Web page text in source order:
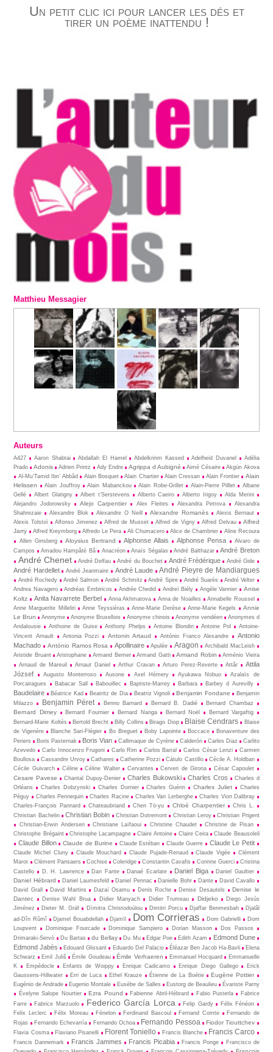
Un petit clic ici pour lancer les dés et
tirer un poème inattendu !
Matthieu Messagier
Auteurs
A427 Aaron Shabtai Abdallah El Hamel Abdelkrinm Kassed Adelheid Duvanel
Adélia
Prado
Adonis Adrien Printz Ady Endre Agrippa d Aubigné Aimé Césaire
Akgün Akova
Al-Mu’Tamid Ibn’ Abbâd
Alain Bosquet Alain Chartier Alain Cressan Alain Frontier
Alain
Helissen
Alain Jouffroy Alain Mabanckou Alain Robe-Grillet Alain-Pierre Pilllet
Albane
Gellé
Albert Glatigny Albert t’Serstevens Alberto Caeiro Alberto Irigoy
Alda Merini
Alejandro Jodorowsky
Alejo Carpentier Alex Fleites Alexandra Petrova
Alexandra
Shahrezaie
Alexandre Blok Alexandre O Neill Alexandre Romanès
Alexis Bernaut
Alexis Tolstoï
Alfonso Jimenez Alfred de Musset Alfred de Vigny Alfred Delvau
Alfred
Jarry
Alfred Kreymborg Alfredo Le Pera Ali Chumacero Alice de Chambrier
Aline Recoura
Allen Ginsberg
Aloysius Bertrand Alphonse Allais Alphonse Pensa
Alvaro de
Campos
Amadou Hampâté Bâ Anacréon Anaïs Ségalas André Balthazar André Breton
André Chenet André Delfau André du Bouchet André Frédérique André Gide
André Hardellet André Jeanmaire André Laude André Pieyre de Mandiargues
André Rochedy André Salmon André Schmitz André Spire André Suarès
André Velter
Andrea Navagero
Andréas Embiricos Andrée Chedid Andreï Biély Angèle Vannier
Anise
Koltz
Anita Navarrete Berbel Anna Akhmatova Anna de Noailles
Annabelle Roussel
Anne Marguerite Milleliri
Anne Teyssiéras Anne-Marie Derèse Anne-Marie Kegels
Annie
Le Brun
Anonyme Anonyme Bruxellois Anonyme chinois Anonyme vendéen
Anonymes d
Andalousie
Anthoine de Guise Anthony Phelps Antoine Blondin Antoine Pol
Antoine-
Vincent Arnault
Antonia Pozzi Antonin Artaud António Franco Alexandre
Antonio
Machado
António Ramos Rosa Apollinaire Apulée Aragon
Archibald MacLeish
Aristide Bruant
Aristophane Armand Bemer Armand Gatti Armand Robin
Arménio Vieira
Arnaud de Mareuil
Arnaut Daniel Arthur Cravan Arturo Perez-Reverte Attâr
Attila
József
Augusto Monterroso Ausone Axel Hémery Ayukawa Nobuo
Azalaïs de
Porcairagues
Babacar Sall Babouillec Baptiste-Marrey Barbara Barbey d Aurevilly
Baudelaire Béatrice Kad Beatritz de Dia Beatriz Vignoli Benjamin Fondane
Benjamin
Milazzo
Benjamin Péret Benno Barnard Bernard B. Dadié Bernard Chambaz
Bernard Dimey Bernard Fournier Bernard Nanga Bernard Noël
Bernard Vargaftig
Bernard-Marie Koltès
Bertold Brecht Billy Collins Birago Diop Blaise Cendrars
Blaise
de Vigenère
Blanche Sari-Flégier Bo Breguet Boby Lapointe Boccace
Bonaventure des
Periers
Boris Pasternak Boris Vian Callimaque de Cyrène Cal­derón Carles Diaz
Carlito
Azevedo
Carlo Innocenzo Frugoni Carlo Rim Carlos Barral Carlos César Lenzi
Carmen
Boullosa
Cassandre Urvoy Cathares Catherine Pozzi Cátulo Castillo
Cécile A. Holdban
Cécile Guivarch
Céline Céline Walter Cervantes Cerveri de Girona César Capoulet
Cesare Pavese Chantal Dupuy-Denier Charles Bukowski Charles Cros
Charles d
Orléans
Charles Dobzynski Charles Dornier Charles Guérin Charles Juliet
Charles
Péguy
Charles Pennequin Charles Racine Charles Van Lerberghe
Charles Vion Dalibray
Charles-François Pannard
Chateaubriand Chen Tö-yu Chloé Charpentier
Chris L.
Christian Bachelin
Christian Bobin Christian Dotremont Christian Leroy
Christian Prigent
Christian-Erwin Andersen
Christiane Laïfaoui Christine Chaudet
Christine de Pisan
Christophe Brégaint
Christophe Lacampagne Claire Antoine Claire Ceira Claude Beausoleil
Claude Billon Claude de Burine Claude Estéban Claude Guerre Claude Le Petit
Claude Michel Cluny Claude Mouchard Claude Pujade-Renaud Claude Vigée
Clément
Marot
Clément Pansaers Cochise Coleridge Constantin Cavafis Corinne Guerci
Cristina
Castello
D. H. Lawrence Dan Fante Danaé Ecarlate Daniel Biga Daniel Gaultier
Daniel Hébrard Daniel Laumesfeld Daniel Pennac Danielle Bohr Dante
David Cavallo
David Grall
David Martins Dazaï Osamu Denis Roche Denise Desautels
Denise le
Dantec
Denise Wahl Brua Didier Manyach Didier Trumeau Didjeko
Diego Jesús
Jiménez
Dieter M. Gräf Dìmitra Christodoùlou Dimitri Porcu Djaffar Benmesbah
Djalâl
ad-Dîn Rûmî
Djamel Bouabdellah Djamīl Dom Corrieras Dom Gabrielli
Dom
Loupvent
Dominique Fourcade Dominique Sampiero Dorian Masson
Dos Passos
Drimaraki-Servò
Du Bartas du Bellay Du Mu Edgar Poe Edith Azam
Edmond Dune
Edmond Jabès
Edouard Glissant Eduardo Del Palacio Éléazar Ben Jacob Ha-Bavli
Elena
Schwarz
Emil Juliš Émile Goudeau Émile Verhaeren Emmanuel Hocquard
Emmanuelle
K
Empédocle Enfants de Woippy Enrique Cadicamo Enrique Diego Gallego
Erick
Gaussens-Hillwater
Erri de Luca Ethel Krauze Étienne de La Boétie Eugène Pottier
Eugénio de Andrade Eugenio Montale Eusèbe de Salles Eustorg de Beaulieu
Évariste Parny
Évelyne Salope Nourtier
Ezra Pound Fabienne Abril-Hébrard Fabio Pusterla
Fabrice
Farre
Fabrice Marzuolo Federico García Lorca Felip Gardy
Félix Fénéon
Felix Leclerc
Félix Moreau Fénelon Ferdinand Bascoul Fernand Comte
Fernando de
Rojas
Fernando Echevarría Fernando Ochoa Fernando Pessoa Fiodor Tiouttchev
Flavia Cosma Flaviano Pisanelli Florent Toniello Francis Blanche Francis Carco
Francis Dannemark Francis Jammes Francis Picabia Francis Ponge
Francisco de